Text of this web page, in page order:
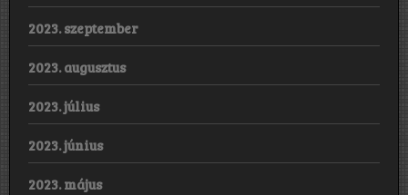
2023. szeptember
2023. augusztus
2023. július
2023. június
2023. május